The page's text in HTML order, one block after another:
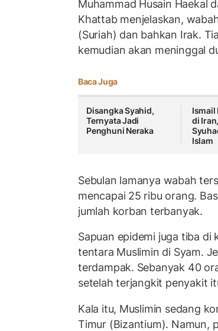
Muhammad Husain Haekal
Khattab menjelaskan,
(Suriah) dan bahkan Irak.
kemudian akan meninggal
Baca Juga
Disangka Syahid,
Ternyata Jadi
Penghuni Neraka
Ismail
di
Islam
Sebulan lamanya wabah
mencapai 25 ribu orang.
jumlah korban terbanyak.
Sapuan epidemi juga tiba
tentara Muslimin di Syam.
terdampak. Sebanyak 40
setelah terjangkit penyakit
Kala itu, Muslimin sedang
Timur (Bizantium). Namun,